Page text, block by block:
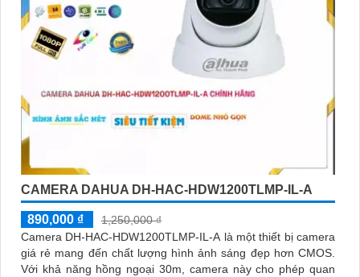
CAMERA DAHUA DH-HAC-HDW1200TLMP-IL-A
890,000 ₫
1,250,000 ₫
Camera DH-HAC-HDW1200TLMP-IL-A là một thiết bị camera
giá rẻ mang đến chất lượng hình ảnh sáng đẹp hơn CMOS.
Với khả năng hồng ngoại 30m, camera này cho phép quan